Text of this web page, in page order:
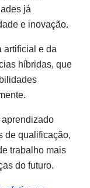
já
e inovação.
artificial e da
híbridas, que
aprendizado
de qualificação,
trabalho mais
do futuro.